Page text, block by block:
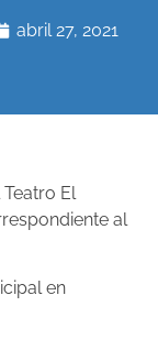
abril 27, 2021
El
al
en